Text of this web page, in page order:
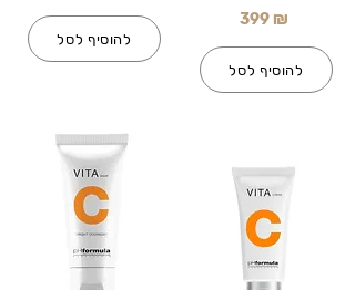
להוסיף לסל
399 ₪
להוסיף לסל